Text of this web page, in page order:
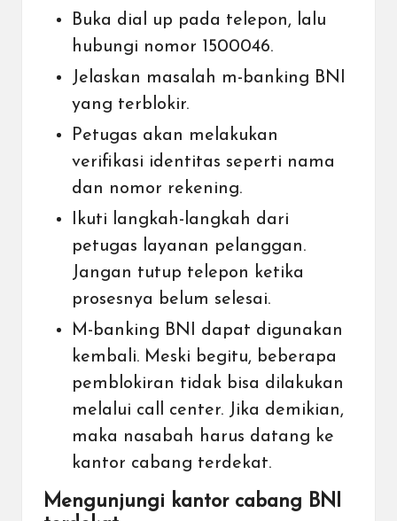
Buka dial up pada telepon, lalu
hubungi nomor 1500046.
Jelaskan masalah m-banking BNI
yang terblokir.
Petugas akan melakukan
verifikasi identitas seperti nama
dan nomor rekening.
Ikuti langkah-langkah dari
petugas layanan pelanggan.
Jangan tutup telepon ketika
prosesnya belum selesai.
M-banking BNI dapat digunakan
kembali. Meski begitu, beberapa
pemblokiran tidak bisa dilakukan
melalui call center. Jika demikian,
maka nasabah harus datang ke
kantor cabang terdekat.
Mengunjungi kantor cabang BNI